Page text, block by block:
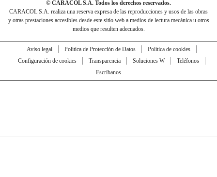
© CARACOL S.A. Todos los derechos reservados.
CARACOL S.A. realiza una reserva expresa de las reproducciones y usos de las obras
y otras prestaciones accesibles desde este sitio web a medios de lectura mecánica u otros
medios que resulten adecuados.
Aviso legal Política de Protección de Datos
Política de cookies
Configuración de cookies
Transparencia Soluciones W
Teléfonos
Escríbanos